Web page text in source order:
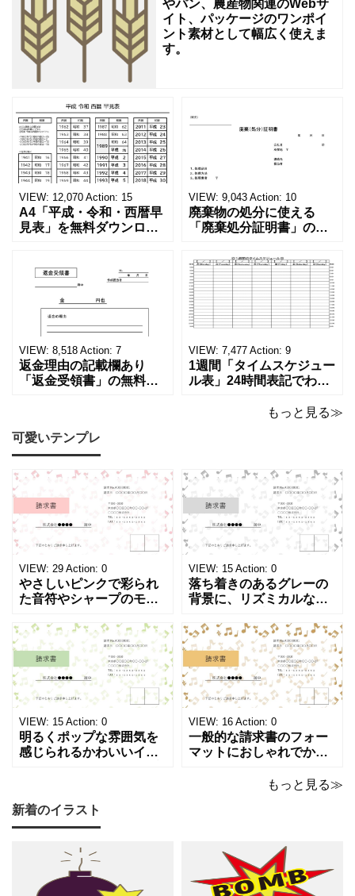
イ
やパン、農産物関連のWebサ
イト、パッケージのワンポイ
ント素材として幅広く使えま
す。
VIEW: 12,070 Action: 15
A4「平成・令和・西暦早
見表」を無料ダウンロー
る！印刷可能な一覧表！
印刷可能な平成・令和・
西暦早見表を無料ダウン
ロードでご利用いただけ
ます。 パソコンに保存し
ていただくか、A4サイズ
でコピーしてご
VIEW: 9,043 Action: 10
廃棄物の処分に使える
「廃棄処分証明書」の無
ーカーの代理店、回収業
者へおすすめ！(Excel・
Word・PDF)正しく廃棄
されたことを証明する書
類「廃棄処分証明書」の
テンプレートです。 量販
店や家電メーカーの代理
店、回収
VIEW: 8,518 Action: 7
返金理由の記載欄あり
「返金受領書」の無料テ
め！過払い･誤入金などが
発生した際にも使える、
モノクロでシンプルな
「返金領収書」のテンプ
レートとなります。 A4縦
型サイズで用紙に印
VIEW: 7,477 Action: 9
1週間「タイムスケジュー
ル表」24時間表記でわか
ト！A4横型ExcelやWord
表になります。 A4横型サ
イズの無料テンプレート
で、Excel・Wo
もっと見る≫
可愛いテンプレ
VIEW: 29 Action: 0
やさしいピンクで彩られ
た音符やシャープのモチ
がる、キュートで華やか
な請求書テンプレートで
す。出演料、演奏ギャ
ラ、取材費請求、イベン
ト請求などの書類作成に
ご活用ください。 表の項
目は現在は品目、数量、
単価、金額になってい
VIEW: 15 Action: 0
落ち着きのあるグレーの
背景に、リズミカルな音
が浮かぶ、シンプルでス
タイリッシュな請求書テ
ンプレートです。シック
で洗練されたモノトーン
調のカラーは、モノクロ
印刷、FAX送信にも使え
るデザインです。 大人の
音楽教室やプライ
VIEW: 15 Action: 0
明るくポップな雰囲気を
感じられるかわいいイラ
フが紙面いっぱいに踊
る、グリーン調の軽やか
アノやリトミック、コー
ラスなどの各種レッスン
はもちろん、野外ライ
VIEW: 16 Action: 0
一般的な請求書のフォー
マットにおしゃれでかわ
請求書のテンプレートで
れた、あたたかくシック
な雰囲気でピアノやリト
ミック、管弦楽器など
もっと見る≫
新着のイラスト